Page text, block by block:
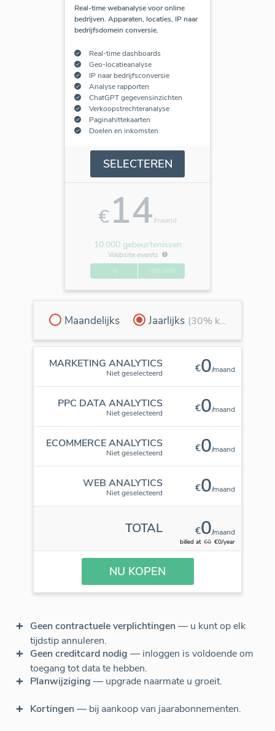
Real-time webanalyse voor online
bedrijven. Apparaten, locaties, IP naar
bedrijfsdomein conversie.
Real-time dashboards
Geo-locatieanalyse
IP naar bedrijfsconversie
Analyse rapporten
ChatGPT gegevensinzichten
Verkoopstrechteranalyse
Paginahittekaarten
Doelen en inkomsten
SELECTEREN
€14/maand
10.000 gebeurtenissen
Website events
Maandelijks Jaarlijks (30% korting)
MARKETING ANALYTICS
Niet geselecteerd €0/maand
PPC DATA ANALYTICS
Niet geselecteerd €0/maand
ECOMMERCE ANALYTICS
Niet geselecteerd €0/maand
WEB ANALYTICS
Niet geselecteerd €0/maand
TOTAL €0/maand
billed at €0 €0/year
NU KOPEN
Geen contractuele verplichtingen— u kunt op elk
tijdstip annuleren.
Geen creditcard nodig — inloggen is voldoende om
toegang tot data te hebben.
Planwijziging — upgrade naarmate u groeit.
Kortingen— bij aankoop van jaarabonnementen.